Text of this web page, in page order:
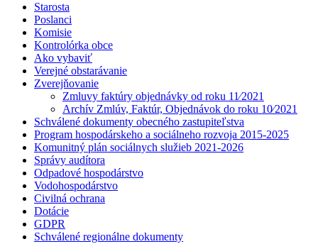
Starosta
Poslanci
Komisie
Kontrolórka obce
Ako vybaviť
Verejné obstarávanie
Zverejňovanie
Zmluvy faktúry objednávky od roku 11⁄2021
Archív Zmlúv, Faktúr, Objednávok do roku 10⁄2021
Schválené dokumenty obecného zastupiteľstva
Program hospodárskeho a sociálneho rozvoja 2015-2025
Komunitný plán sociálnych služieb 2021-2026
Správy audítora
Odpadové hospodárstvo
Vodohospodárstvo
Civilná ochrana
Dotácie
GDPR
Schválené regionálne dokumenty